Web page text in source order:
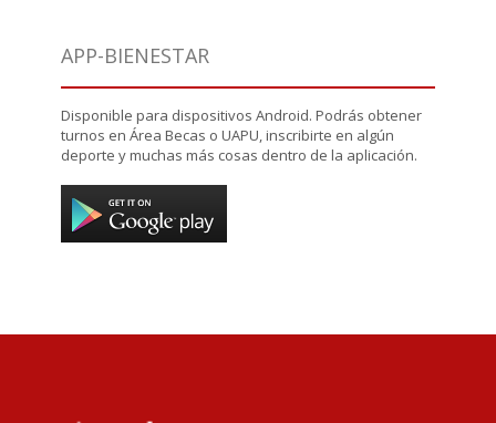
APP-BIENESTAR
Disponible para dispositivos Android. Podrás obtener
turnos en Área Becas o UAPU, inscribirte en algún
deporte y muchas más cosas dentro de la aplicación.